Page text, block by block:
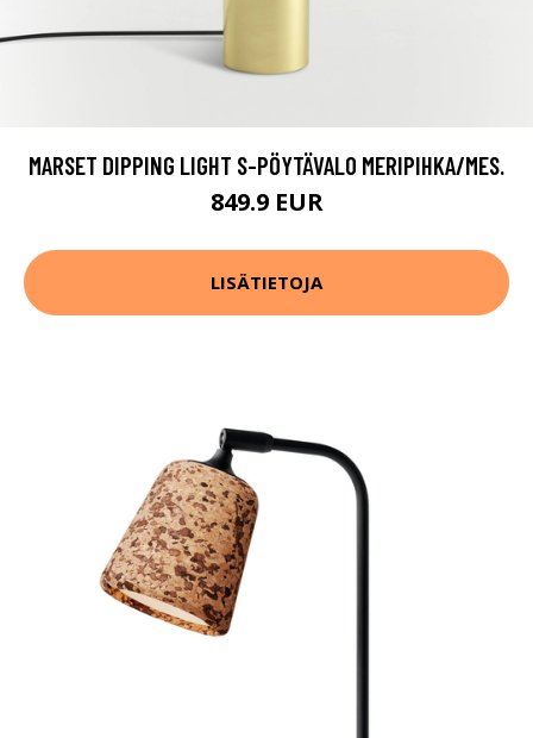
MARSET DIPPING LIGHT S-PÖYTÄVALO MERIPIHKA/MES.
849.9 EUR
LISÄTIETOJA